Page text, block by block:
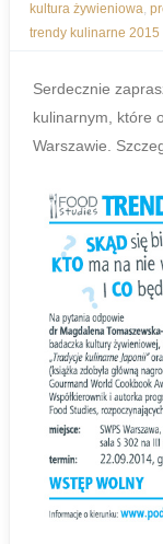
kultura żywieniowa,
trendy kulinarne 2015
Serdecznie
kulinarnym, które
Warszawie.